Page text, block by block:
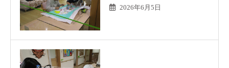
2026年6月5日